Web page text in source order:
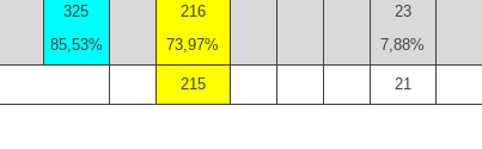
325
85,53%
216
73,97%
23
7,88%
215 21